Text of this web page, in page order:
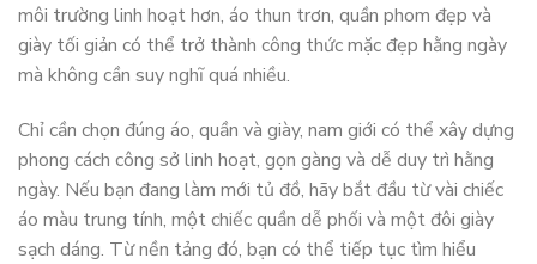
môi trường linh hoạt hơn, áo thun trơn, quần phom đẹp và
giày tối giản có thể trở thành công thức mặc đẹp hằng ngày
mà không cần suy nghĩ quá nhiều.
Chỉ cần chọn đúng áo, quần và giày, nam giới có thể xây dựng
phong cách công sở linh hoạt, gọn gàng và dễ duy trì hằng
ngày. Nếu bạn đang làm mới tủ đồ, hãy bắt đầu từ vài chiếc
áo màu trung tính, một chiếc quần dễ phối và một đôi giày
sạch dáng. Từ nền tảng đó, bạn có thể tiếp tục tìm hiểu